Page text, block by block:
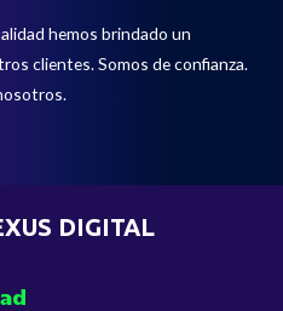
hemos brindado un
clientes. Somos de confianza.
DIGITAL